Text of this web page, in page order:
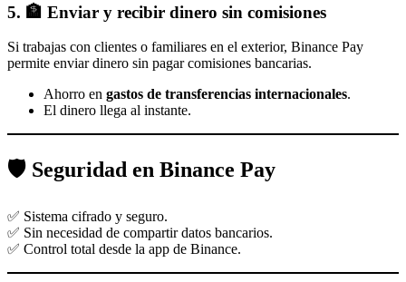
5. 🏦 Enviar y recibir dinero sin comisiones
Si trabajas con clientes o familiares en el exterior, Binance Pay
permite enviar dinero sin pagar comisiones bancarias.
Ahorro en gastos de transferencias internacionales.
El dinero llega al instante.
🛡️ Seguridad en Binance Pay
✅ Sistema cifrado y seguro.
✅ Sin necesidad de compartir datos bancarios.
✅ Control total desde la app de Binance.